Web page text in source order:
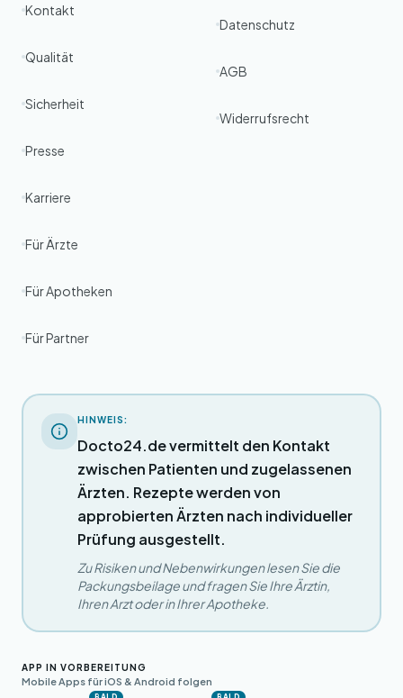
Kontakt
Qualität
Sicherheit
Presse
Karriere
Für Ärzte
Für Apotheken
Für Partner
Datenschutz
AGB
Widerrufsrecht
HINWEIS:
Docto24.de vermittelt den Kontakt
zwischen Patienten und zugelassenen
Ärzten. Rezepte werden von
approbierten Ärzten nach individueller
Prüfung ausgestellt.
Zu Risiken und Nebenwirkungen lesen Sie die
Packungsbeilage und fragen Sie Ihre Ärztin,
Ihren Arzt oder in Ihrer Apotheke.
APP IN VORBEREITUNG
Mobile Apps für iOS & Android folgen